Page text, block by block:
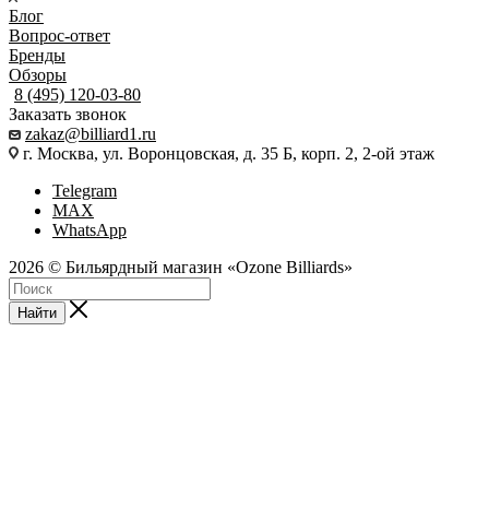
Блог
Вопрос-ответ
Бренды
Обзоры
8 (495) 120-03-80
Заказать звонок
zakaz@billiard1.ru
г. Москва, ул. Воронцовская, д. 35 Б, корп. 2, 2-ой этаж
Telegram
MAX
WhatsApp
2026 © Бильярдный магазин «Ozone Billiards»
Найти